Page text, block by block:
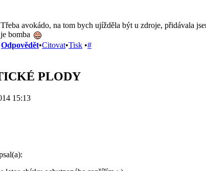
Třeba avokádo, na tom bych ujížděla být u zdroje, přidávala
je bomba
Odpovědět•Citovat•Tisk •#
PLODY
15:13